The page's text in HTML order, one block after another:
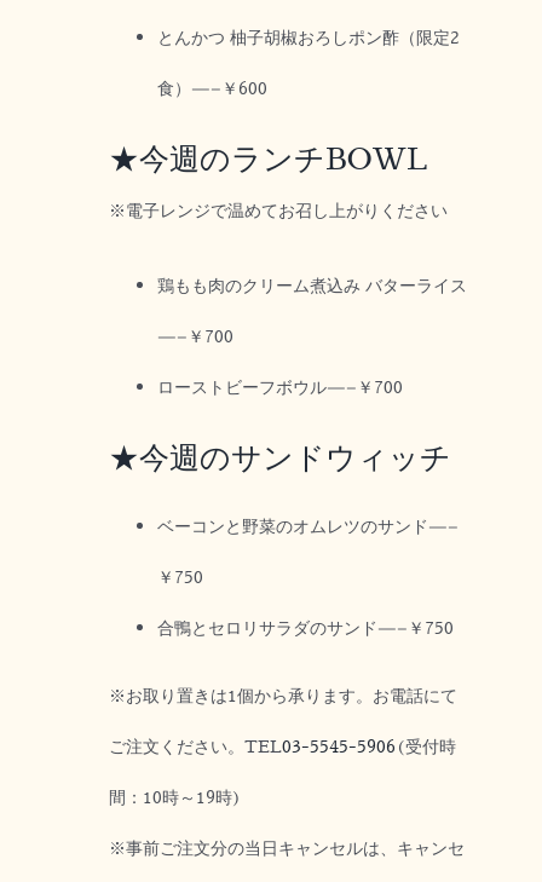
とんかつ 柚子胡椒おろしポン酢（限定2
食）—–￥600
★今週のランチBOWL
※電子レンジで温めてお召し上がりください
鶏もも肉のクリーム煮込み バターライス
—–￥700
ローストビーフボウル—–￥700
★今週のサンドウィッチ
ベーコンと野菜のオムレツのサンド—–
￥750
合鴨とセロリサラダのサンド—–￥750
※お取り置きは1個から承ります。お電話にて
ご注文ください。TEL03-5545-5906 (受付時
間：10時～19時)
※事前ご注文分の当日キャンセルは、キャンセ